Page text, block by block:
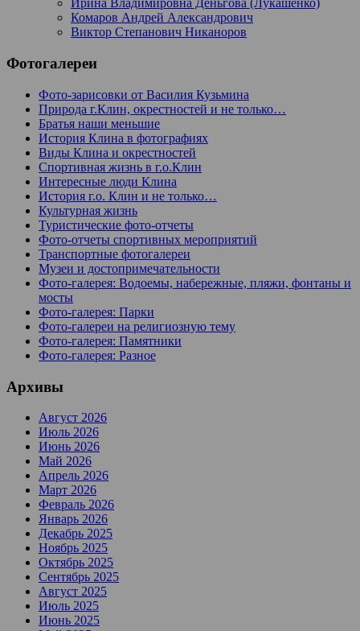
Ирина Владимировна Деньгова (Лукашенко)
Комаров Андрей Александрович
Виктор Степанович Никаноров
Фотогалереи
Фото-зарисовки от Василия Кузьмина
Природа г.Клин, окрестностей и не только…
Братья наши меньшие
История Клина в фотографиях
Виды Клина и окрестностей
Спортивная жизнь в г.о.Клин
Интересные люди Клина
История г.о. Клин и не только…
Культурная жизнь
Туристические фото-отчеты
Фото-отчеты спортивных мероприятий
Транспортные фотогалереи
Музеи и достопримечательности
Фото-галерея: Водоемы, набережные, пляжи, фонтаны и
мосты
Фото-галерея: Парки
Фото-галереи на религиозную тему
Фото-галерея: Памятники
Фото-галерея: Разное
Архивы
Август 2026
Июль 2026
Июнь 2026
Май 2026
Апрель 2026
Март 2026
Февраль 2026
Январь 2026
Декабрь 2025
Ноябрь 2025
Октябрь 2025
Сентябрь 2025
Август 2025
Июль 2025
Июнь 2025